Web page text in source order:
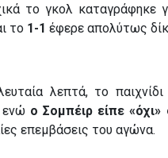
το γκολ καταγράφηκε
το 1-1 έφερε απολύτως
λεπτά, το
ενώ ο Σομπέιρ είπε
επεμβάσεις του αγώνα.